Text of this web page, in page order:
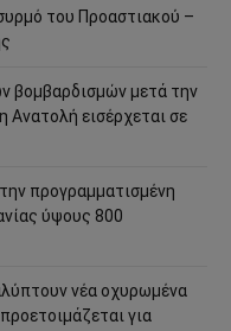
του Προαστιακού –
βομβαρδισμών μετά την
Ανατολή εισέρχεται σε
προγραμματισμένη
ύψους 800
νέα οχυρωμένα
για